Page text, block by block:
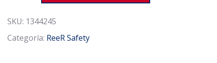
SKU: 1344245
Categoría: ReeR Safety